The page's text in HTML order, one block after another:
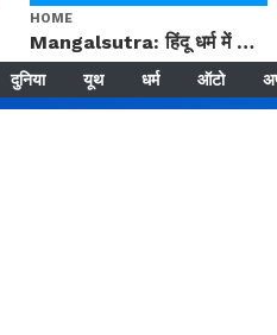
HOME
Mangalsutra: हिंदू धर्म में शादी के बाद मंगलसूत्र क्यों पहनती है महिलाएं, किसने शुरु की ये परंपरा
दुनिया यूथ धर्म ऑटो